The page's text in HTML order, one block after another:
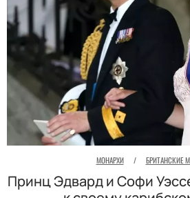
МОНАРХИ / БРИТАНСКИЕ
Принц Эдвард и Софи